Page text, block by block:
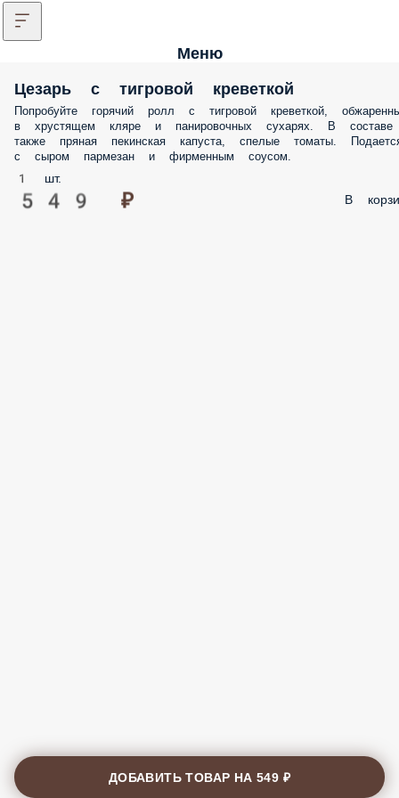
Меню
Цезарь с тигровой креветкой
Попробуйте горячий ролл с тигровой креветкой,
в хрустящем кляре и панировочных сухарях. В составе
также пряная пекинская капуста, спелые томаты.
с сыром пармезан и фирменным соусом.
1 шт.
549 ₽ В
ДОБАВИТЬ ТОВАР НА549 ₽